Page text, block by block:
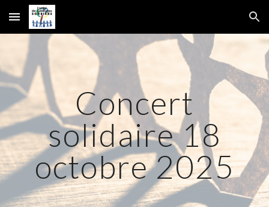
Skip to main content Skip to navigation
Concert
solidaire 18
octobre 2025